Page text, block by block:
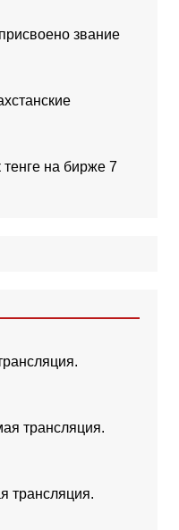
звание
на бирже 7
трансляция.
трансляция.